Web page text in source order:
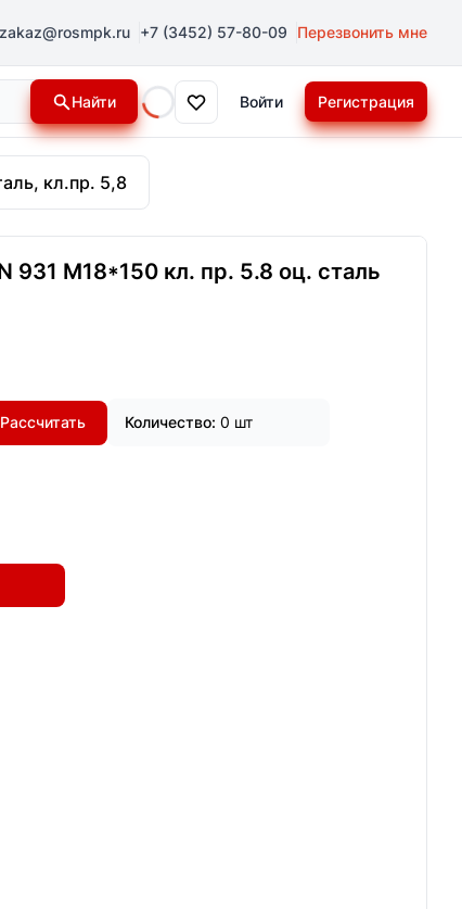
zakaz@rosmpk.ru +7 (3452) 57-80-09 Перезвонить мне
Найти
Loading...
Войти Регистрация
кл.пр. 5,8
931 М18*150 кл. пр. 5.8 оц. сталь
Рассчитать Количество: 0 шт